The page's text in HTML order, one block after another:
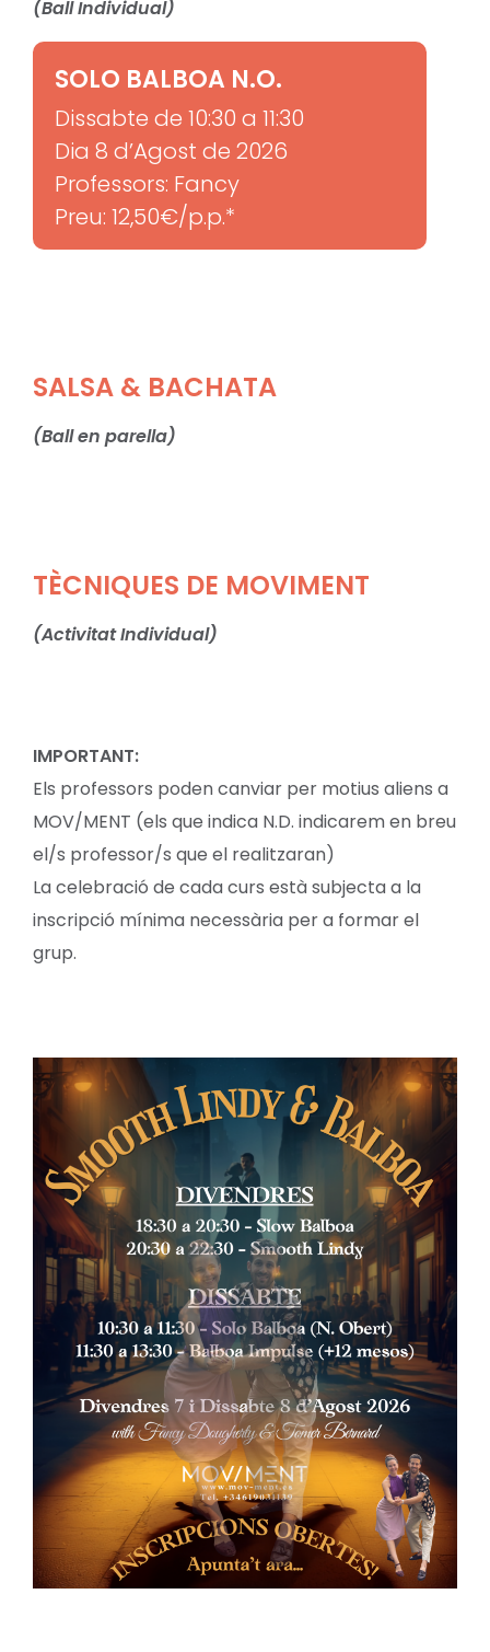
(Ball Individual)
SOLO BALBOA N.O.
Dissabte de 10:30 a 11:30
Dia 8 d’Agost de 2026
Professors: Fancy
Preu: 12,50€/p.p.*
SALSA & BACHATA
(Ball en parella)
TÈCNIQUES DE MOVIMENT
(Activitat Individual)
IMPORTANT:
Els professors poden canviar per motius aliens a
MOV/MENT (els que indica N.D. indicarem en breu
el/s professor/s que el realitzaran)
La celebració de cada curs està subjecta a la
inscripció mínima necessària per a formar el
grup.